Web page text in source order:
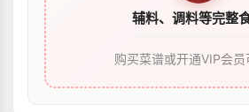
辅料、调料等完整
购买菜谱或开通VIP会员